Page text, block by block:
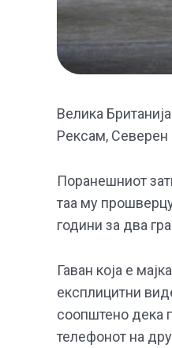
Велика
Рексам, Северен
Поранешниот
таа му
години за два
Гаван која е
експлицитни
соопштено дека
телефонот на